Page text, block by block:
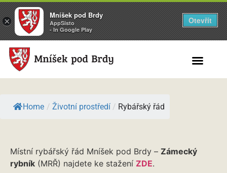
Home / Životní prostředí / Rybářský řád
Místní rybářský řád Mníšek pod Brdy – Zámecký
rybník (MRŘ) najdete ke stažení ZDE.
×
Mníšek pod Brdy
AppSisto
- In Google Play
Otevřít